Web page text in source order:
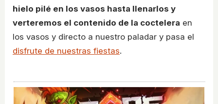
hielo pilé en los vasos hasta llenarlos y
verteremos el contenido de la coctelera en
los vasos y directo a nuestro paladar y pasa el
disfrute de nuestras fiestas.